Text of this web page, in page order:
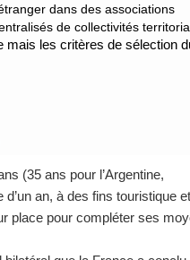
dans des associations
de collectivités
mais les critères de sélection
(35 ans pour l’Argentine,
d’un an, à des fins touristique et
place pour compléter ses